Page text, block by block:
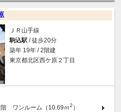
ＪＲ山手線
駒込駅 / 徒歩20分
築年 19年 / 2階建
東京都北区西ケ原２丁目
ワンルーム（10.69ｍ2 ）